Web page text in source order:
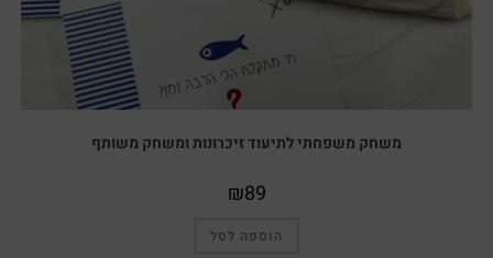
משחק משפחתי לתיעוד זיכרונות ומשחק משותף
₪89
הוספה לסל